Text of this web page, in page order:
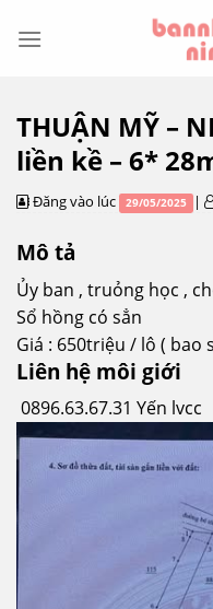
THUẬN MỸ –
liền kề – 6*
Đăng vào lúc 29/05/2025 |
Mô tả
Ủy ban , truỏng học ,
Sổ hồng có sẳn
Giá : 650triệu / lô ( bao
Liên hệ môi giới
0896.63.67.31 Yến lvcc